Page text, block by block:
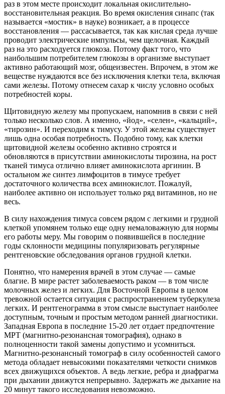
раз в этом месте происходит локальная окислительно-
восстановительная реакция. Во время окисления синапс (так
называется «мостик» в науке) возникает, а в процессе
восстановления — рассасывается, так как кислая среда лучше
проводит электрические импульсы, чем щелочная. Каждый
раз на это расходуется глюкоза. Потому факт того, что
наибольшим потребителем глюкозы в организме выступает
активно работающий мозг, общеизвестен. Впрочем, в этом же
веществе нуждаются все без исключения клетки тела, включая
сами железы. Потому отнесем сахар к числу условно особых
потребностей коры.
Щитовидную железу мы пропускаем, напомнив в связи с ней
только несколько слов. А именно, «йод», «селен», «кальций»,
«тирозин». И переходим к тимусу. У этой железы существует
лишь одна особая потребность. Подобно тому, как клетки
щитовидной железы особенно активно строятся и
обновляются в присутствии аминокислоты тирозина, на рост
тканей тимуса отлично влияет аминокислота аргинин. В
остальном же синтез лимфоцитов в тимусе требует
достаточного количества всех аминокислот. Пожалуй,
наиболее активно он использует только ряд витаминов, но не
весь.
В силу нахождения тимуса совсем рядом с легкими и грудной
клеткой упомянем только еще одну немаловажную для нормы
его работы меру. Мы говорим о появившейся в последние
годы склонности медицины популяризовать регулярные
рентгеновские обследования органов грудной клетки.
Понятно, что намерения врачей в этом случае — самые
благие. В мире растет заболеваемость раком — в том числе
молочных желез и легких. Для Восточной Европы в целом
тревожной остается ситуация с распространением туберкулеза
легких. И рентгенограмма в этом смысле выступает наиболее
доступным, точным и простым методом ранней диагностики.
Западная Европа в последние 15-20 лет отдает предпочтение
МРТ (магнитно-резонансная томография), однако в
полноценности такой замены допустимо и усомниться.
Магнитно-резонансный томограф в силу особенностей самого
метода обладает невысокими показателями четкости снимков
всех движущихся объектов. А ведь легкие, ребра и диафрагма
при дыхании движутся непрерывно. Задержать же дыхание на
20 минут такого исследования невозможно.